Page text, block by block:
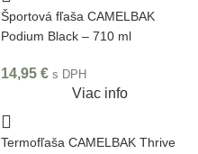
Športová fľaša CAMELBAK
Podium Black – 710 ml
14,95 € s DPH
Viac info
Termofľaša CAMELBAK Thrive